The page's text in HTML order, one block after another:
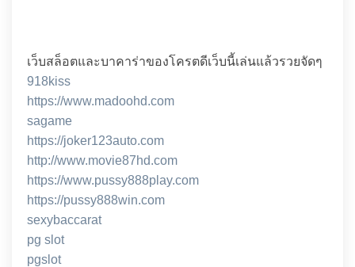
เว็บสล็อตและบาคาร่าของโครตดีเว็บนี้เล่นแล้วรวยจัดๆ
918kiss
https://www.madoohd.com
sagame
https://joker123auto.com
http://www.movie87hd.com
https://www.pussy888play.com
https://pussy888win.com
sexybaccarat
pg slot
pgslot